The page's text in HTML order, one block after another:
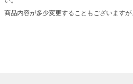
商品内容が多少変更することもございますが